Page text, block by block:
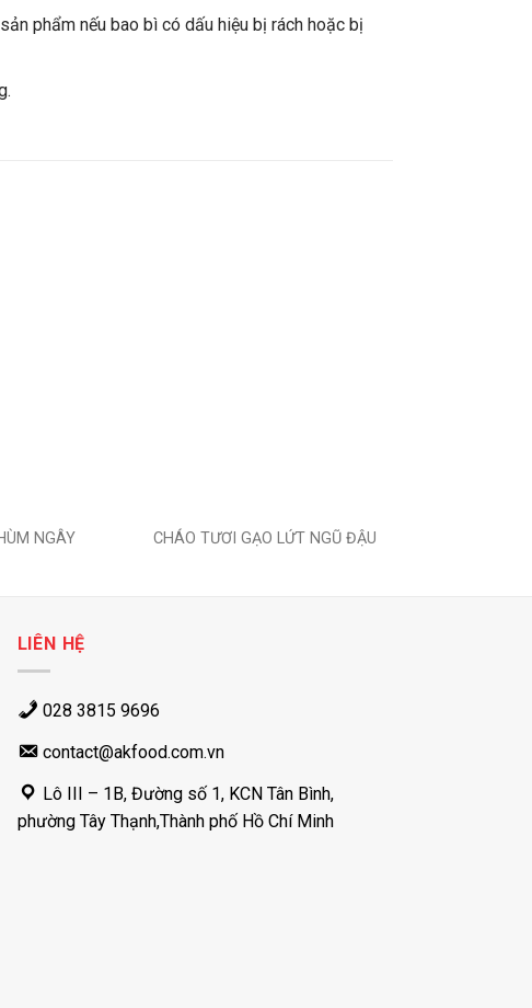
phẩm nếu bao bì có dấu hiệu bị rách hoặc bị
NGÂY CHÁO TƯƠI GẠO LỨT NGŨ ĐẬU
LIÊN HỆ
028 3815 9696
contact@akfood.com.vn
Lô III – 1B, Đường số 1, KCN Tân Bình,
phường Tây Thạnh,Thành phố Hồ Chí Minh